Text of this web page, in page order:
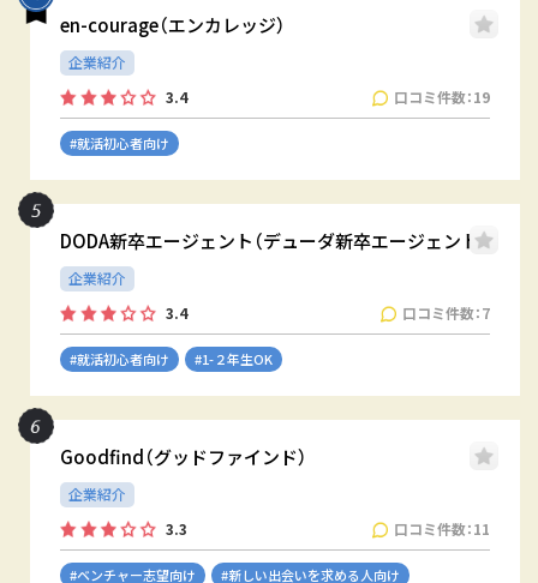
en-courage（エンカレッジ）
企業紹介
3.4
口コミ件数：19
#就活初心者向け
DODA新卒エージェント（デューダ新卒エージェント）
企業紹介
3.4
口コミ件数：7
#就活初心者向け #1-２年生OK
Goodfind（グッドファインド）
企業紹介
3.3
口コミ件数：11
#ベンチャー志望向け #新しい出会いを求める人向け